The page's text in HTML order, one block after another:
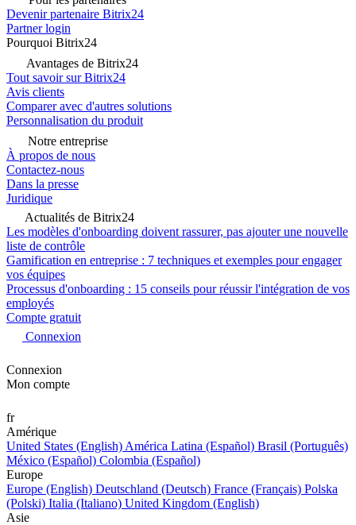
Devenir partenaire Bitrix24
Partner login
Pourquoi Bitrix24
Avantages de Bitrix24
Tout savoir sur Bitrix24
Avis clients
Comparer avec d'autres solutions
Personnalisation du produit
Notre entreprise
À propos de nous
Contactez-nous
Dans la presse
Juridique
Actualités de Bitrix24
Les modèles d'onboarding doivent rassurer, pas ajouter une nouvelle
liste de contrôle
Gamification en entreprise : 7 techniques et exemples pour engager
vos équipes
Processus d'onboarding : 15 conseils pour réussir l'intégration de vos
employés
Compte gratuit
Connexion
Connexion
Mon compte
fr
Amérique
United States (English) América Latina (Español) Brasil (Português)
México (Español) Colombia (Español)
Europe
Europe (English) Deutschland (Deutsch) France (Français) Polska
(Polski) Italia (Italiano) United Kingdom (English)
Asie